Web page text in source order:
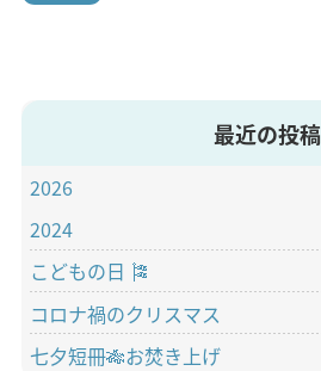
最近の投稿
2026
2024
こどもの日 🎏
コロナ禍のクリスマス
七夕短冊🎋お焚き上げ